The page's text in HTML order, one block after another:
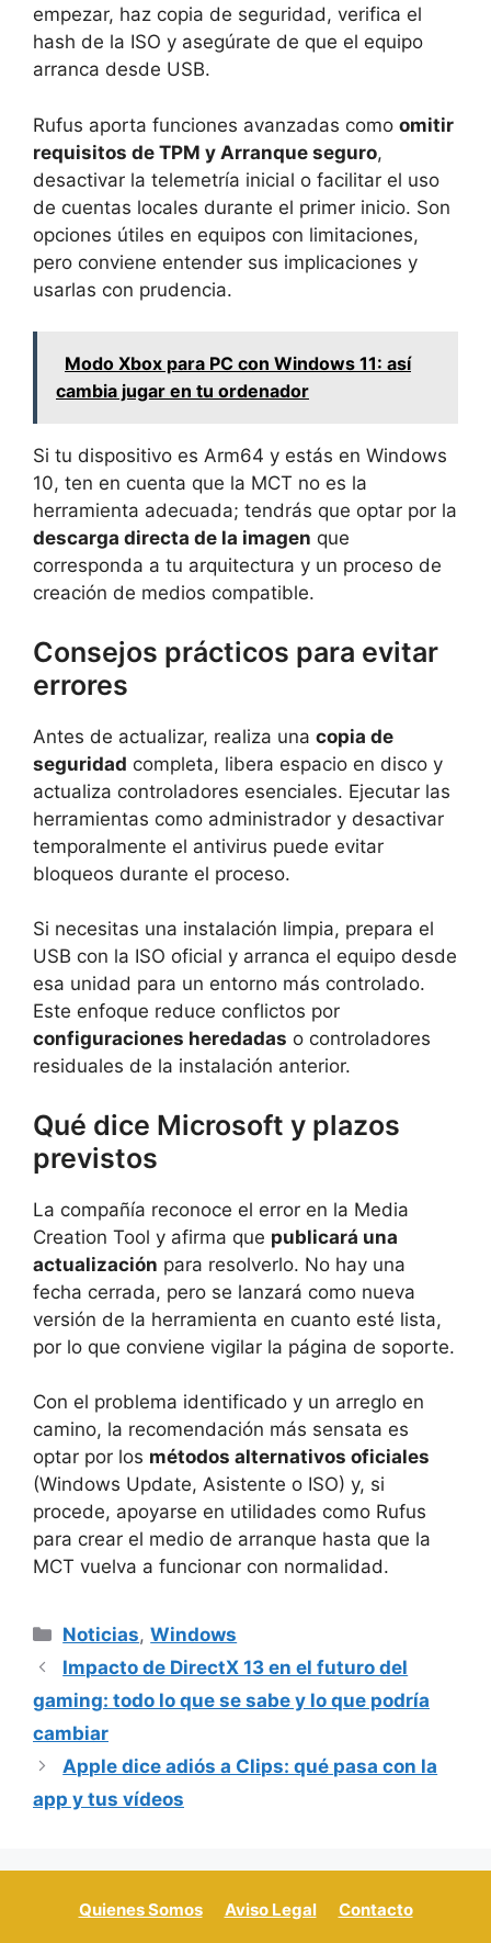
empezar, haz copia de seguridad, verifica el
hash de la ISO y asegúrate de que el equipo
arranca desde USB.
Rufus aporta funciones avanzadas como omitir
requisitos de TPM y Arranque seguro,
desactivar la telemetría inicial o facilitar el uso
de cuentas locales durante el primer inicio. Son
opciones útiles en equipos con limitaciones,
pero conviene entender sus implicaciones y
usarlas con prudencia.
Modo Xbox para PC con Windows 11: así
cambia jugar en tu ordenador
Si tu dispositivo es Arm64 y estás en Windows
10, ten en cuenta que la MCT no es la
herramienta adecuada; tendrás que optar por la
descarga directa de la imagen que
corresponda a tu arquitectura y un proceso de
creación de medios compatible.
Consejos prácticos para evitar
errores
Antes de actualizar, realiza una copia de
seguridad completa, libera espacio en disco y
actualiza controladores esenciales. Ejecutar las
herramientas como administrador y desactivar
temporalmente el antivirus puede evitar
bloqueos durante el proceso.
Si necesitas una instalación limpia, prepara el
USB con la ISO oficial y arranca el equipo desde
esa unidad para un entorno más controlado.
Este enfoque reduce conflictos por
configuraciones heredadas o controladores
residuales de la instalación anterior.
Qué dice Microsoft y plazos
previstos
La compañía reconoce el error en la Media
Creation Tool y afirma que publicará una
actualización para resolverlo. No hay una
fecha cerrada, pero se lanzará como nueva
versión de la herramienta en cuanto esté lista,
por lo que conviene vigilar la página de soporte.
Con el problema identificado y un arreglo en
camino, la recomendación más sensata es
optar por los métodos alternativos oficiales
(Windows Update, Asistente o ISO) y, si
procede, apoyarse en utilidades como Rufus
para crear el medio de arranque hasta que la
MCT vuelva a funcionar con normalidad.
Categorías
Noticias,Windows
Impacto de DirectX 13 en el futuro del
gaming: todo lo que se sabe y lo que podría
cambiar
Apple dice adiós a Clips: qué pasa con la
app y tus vídeos
Quienes Somos Aviso Legal
Contacto